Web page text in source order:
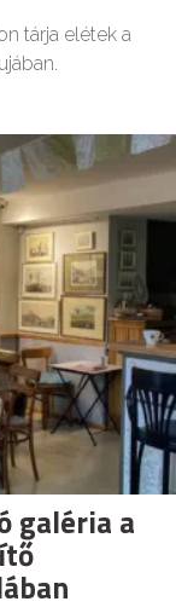
tárja elétek a
galéria a